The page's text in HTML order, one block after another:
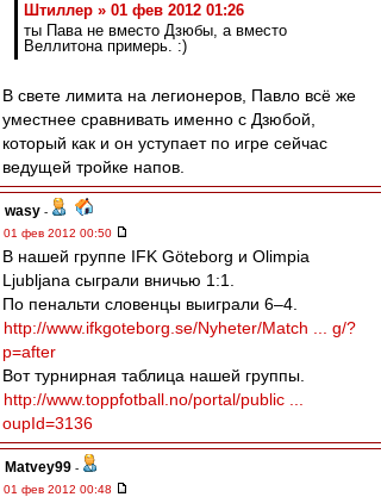
Штиллер » 01 фев 2012 01:26
ты Пава не вместо Дзюбы, а вместо
Веллитона примерь. :)
В свете лимита на легионеров, Павло всё же
уместнее сравнивать именно с Дзюбой,
который как и он уступает по игре сейчас
ведущей тройке напов.
wasy -
01 фев 2012 00:50
В нашей группе IFK Göteborg и Olimpia
Ljubljana сыграли вничью 1:1.
По пенальти словенцы выиграли 6–4.
http://www.ifkgoteborg.se/Nyheter/Match ... g/?
p=after
Вот турнирная таблица нашей группы.
http://www.toppfotball.no/portal/public ...
oupId=3136
Matvey99 -
01 фев 2012 00:48